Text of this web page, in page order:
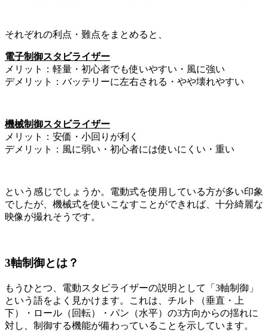
それぞれの利点・難点をまとめると、
電子制御スタビライザー
メリット：軽量・初心者でも使いやすい・風に強い
デメリット：バッテリーに左右される・やや壊れやすい
機械制御スタビライザー
メリット：安価・小回りが利く
デメリット：風に弱い・初心者には使いにくい・重い
という感じでしょうか。電動式を使用している方が多い印象
でしたが、機械式を使いこなすことができれば、十分綺麗な
映像が撮れそうです。
3軸制御とは？
もうひとつ、電動スタビライザーの説明として「3軸制御」
という語をよく見かけます。これは、チルト（垂直・上
下）・ロール（回転）・パン（水平）の3方向からの揺れに
対し、制御する機能が備わっていることを示しています。